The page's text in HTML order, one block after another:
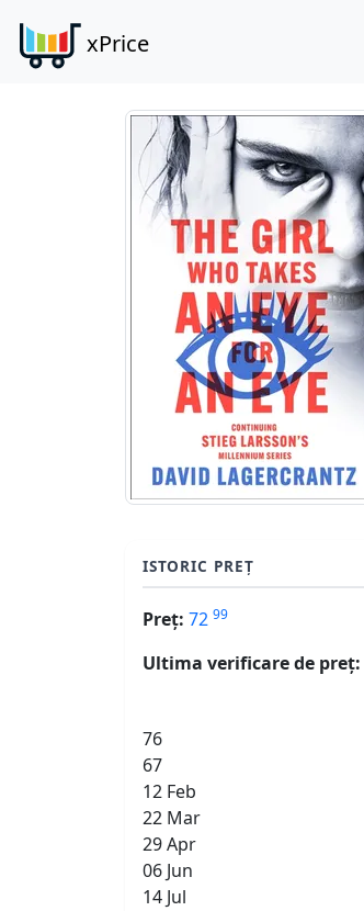
xPrice
ISTORIC PREȚ
Preț: 72 99
Ultima verificare de preț:
76
67
12 Feb
22 Mar
29 Apr
06 Jun
14 Jul